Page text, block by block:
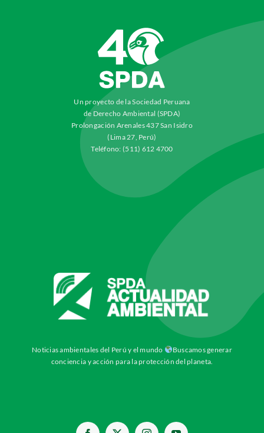
Un proyecto de la Sociedad Peruana
de Derecho Ambiental (SPDA)
Prolongación Arenales 437 San Isidro
(Lima 27, Perú)
Teléfono: (511) 612 4700
Noticias ambientales del Perú y el mundo
Buscamos generar
conciencia y acción para la protección del planeta.